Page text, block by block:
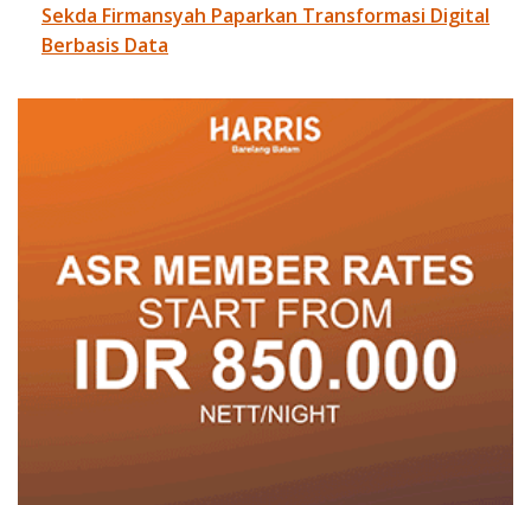
Sekda Firmansyah Paparkan Transformasi Digital
Berbasis Data